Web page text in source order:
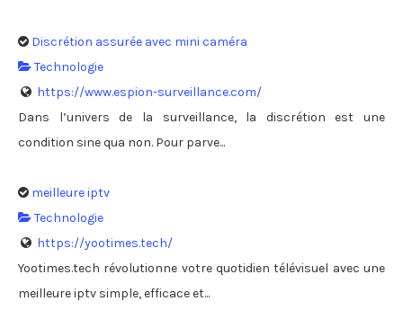
Discrétion assurée avec mini caméra
Technologie
https://www.espion-surveillance.com/
Dans l’univers de la surveillance, la discrétion est une
condition sine qua non. Pour parve...
meilleure iptv
Technologie
https://yootimes.tech/
Yootimes.tech révolutionne votre quotidien télévisuel avec une
meilleure iptv simple, efficace et...